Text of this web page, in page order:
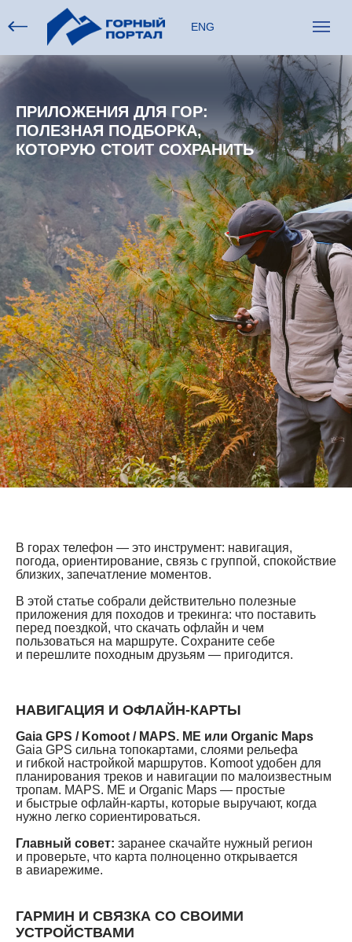
ENG
ПРИЛОЖЕНИЯ ДЛЯ ГОР:
ПОЛЕЗНАЯ ПОДБОРКА,
КОТОРУЮ СТОИТ СОХРАНИТЬ
В горах телефон — это инструмент: навигация,
погода, ориентирование, связь с группой, спокойствие
близких, запечатление моментов.
В этой статье собрали действительно полезные
приложения для походов и трекинга: что поставить
перед поездкой, что скачать офлайн и чем
пользоваться на маршруте. Сохраните себе
и перешлите походным друзьям — пригодится.
НАВИГАЦИЯ И ОФЛАЙН-КАРТЫ
Gaia GPS / Komoot / MAPS. ME или Organic Maps
Gaia GPS сильна топокартами, слоями рельефа
и гибкой настройкой маршрутов. Komoot удобен для
планирования треков и навигации по малоизвестным
тропам. MAPS. ME и Organic Maps — простые
и быстрые офлайн-карты, которые выручают, когда
нужно легко сориентироваться.
Главный совет: заранее скачайте нужный регион
и проверьте, что карта полноценно открывается
в авиарежиме.
ГАРМИН И СВЯЗКА СО СВОИМИ
УСТРОЙСТВАМИ